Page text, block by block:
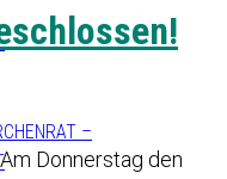
–
Donnerstag den